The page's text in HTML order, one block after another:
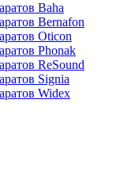
Baha
Bernafon
Oticon
Phonak
ReSound
Signia
Widex